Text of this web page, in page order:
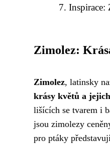
Inspirace:
Zimolez:
Zimolez, latinsky
krásy květů a
lišících se tvarem i
jsou zimolezy
pro ptáky